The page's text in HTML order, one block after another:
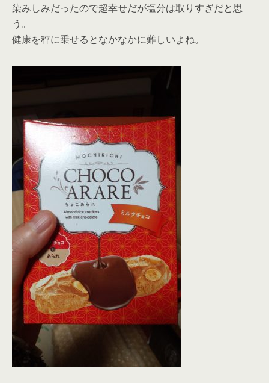
染みしみだったので超幸せだが塩分は取りすぎだと思
う。
健康を秤に乗せるとなかなかに難しいよね。